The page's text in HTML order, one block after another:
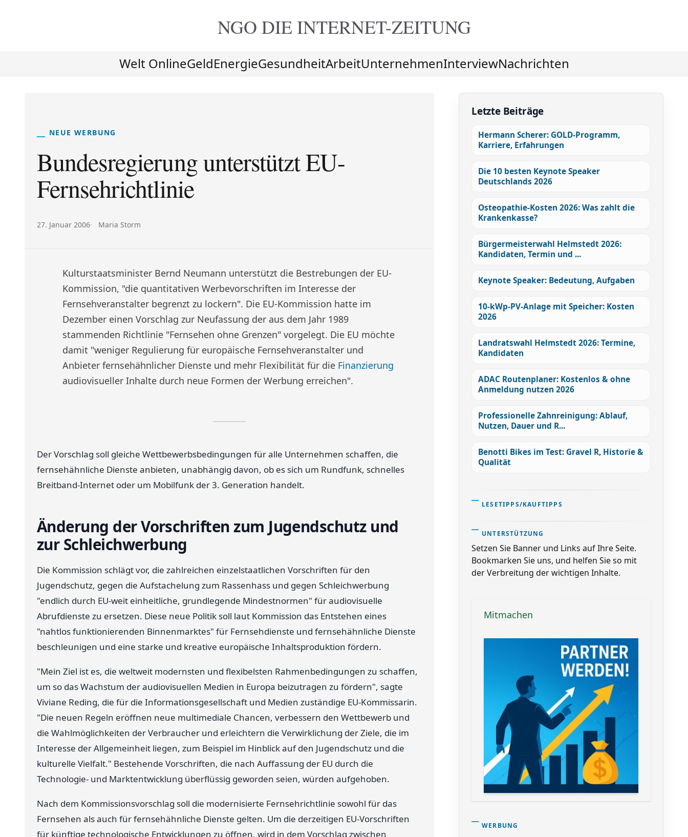
NGO DIEINTERNET-ZEITUNG
Welt OnlineGeldEnergieGesundheitArbeitUnternehmenInterviewNachrichten
NEUE WERBUNG
Bundesregierung unterstützt EU-
Fernsehrichtlinie
Veröffentlicht am:
27. Januar 2006 Autor:
Maria Storm
Kulturstaatsminister Bernd Neumann unterstützt die Bestrebungen der EU-
Kommission, "die quantitativen Werbevorschriften im Interesse der
Fernsehveranstalter begrenzt zu lockern". Die EU-Kommission hatte im
Dezember einen Vorschlag zur Neufassung der aus dem Jahr 1989
stammenden Richtlinie "Fernsehen ohne Grenzen" vorgelegt. Die EU möchte
damit "weniger Regulierung für europäische Fernsehveranstalter und
Anbieter fernsehähnlicher Dienste und mehr Flexibilität für die Finanzierung
audiovisueller Inhalte durch neue Formen der Werbung erreichen".
Der Vorschlag soll gleiche Wettbewerbsbedingungen für alle Unternehmen schaffen, die
fernsehähnliche Dienste anbieten, unabhängig davon, ob es sich um Rundfunk, schnelles
Breitband-Internet oder um Mobilfunk der 3. Generation handelt.
Änderung der Vorschriften zum Jugendschutz und
zur Schleichwerbung
Die Kommission schlägt vor, die zahlreichen einzelstaatlichen Vorschriften für den
Jugendschutz, gegen die Aufstachelung zum Rassenhass und gegen Schleichwerbung
"endlich durch EU-weit einheitliche, grundlegende Mindestnormen" für audiovisuelle
Abrufdienste zu ersetzen. Diese neue Politik soll laut Kommission das Entstehen eines
"nahtlos funktionierenden Binnenmarktes" für Fernsehdienste und fernsehähnliche Dienste
beschleunigen und eine starke und kreative europäische Inhaltsproduktion fördern.
"Mein Ziel ist es, die weltweit modernsten und flexibelsten Rahmenbedingungen zu schaffen,
um so das Wachstum der audiovisuellen Medien in Europa beizutragen zu fördern", sagte
Viviane Reding, die für die Informationsgesellschaft und Medien zuständige EU-Kommissarin.
"Die neuen Regeln eröffnen neue multimediale Chancen, verbessern den Wettbewerb und
die Wahlmöglichkeiten der Verbraucher und erleichtern die Verwirklichung der Ziele, die im
Interesse der Allgemeinheit liegen, zum Beispiel im Hinblick auf den Jugendschutz und die
kulturelle Vielfalt." Bestehende Vorschriften, die nach Auffassung der EU durch die
Technologie- und Marktentwicklung überflüssig geworden seien, würden aufgehoben.
Nach dem Kommissionsvorschlag soll die modernisierte Fernsehrichtlinie sowohl für das
Fernsehen als auch für fernsehähnliche Dienste gelten. Um die derzeitigen EU-Vorschriften
für künftige technologische Entwicklungen zu öffnen, wird in dem Vorschlag zwischen
Letzte Beiträge
Hermann Scherer: GOLD-Programm,
Karriere, Erfahrungen
Die 10 besten Keynote Speaker
Deutschlands 2026
Osteopathie-Kosten 2026: Was zahlt die
Krankenkasse?
Bürgermeisterwahl Helmstedt 2026:
Kandidaten, Termin und ...
Keynote Speaker: Bedeutung, Aufgaben
10-kWp-PV-Anlage mit Speicher: Kosten
2026
Landratswahl Helmstedt 2026: Termine,
Kandidaten
ADAC Routenplaner: Kostenlos & ohne
Anmeldung nutzen 2026
Professionelle Zahnreinigung: Ablauf,
Nutzen, Dauer und R...
Benotti Bikes im Test: Gravel R, Historie &
Qualität
LESETIPPS/KAUFTIPPS
UNTERSTÜTZUNG
Setzen Sie Banner und Links auf Ihre Seite.
Bookmarken Sie uns, und helfen Sie so mit
der Verbreitung der wichtigen Inhalte.
Mitmachen
WERBUNG